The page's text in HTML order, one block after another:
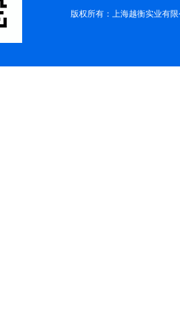
版权所有：上海越衡实业有